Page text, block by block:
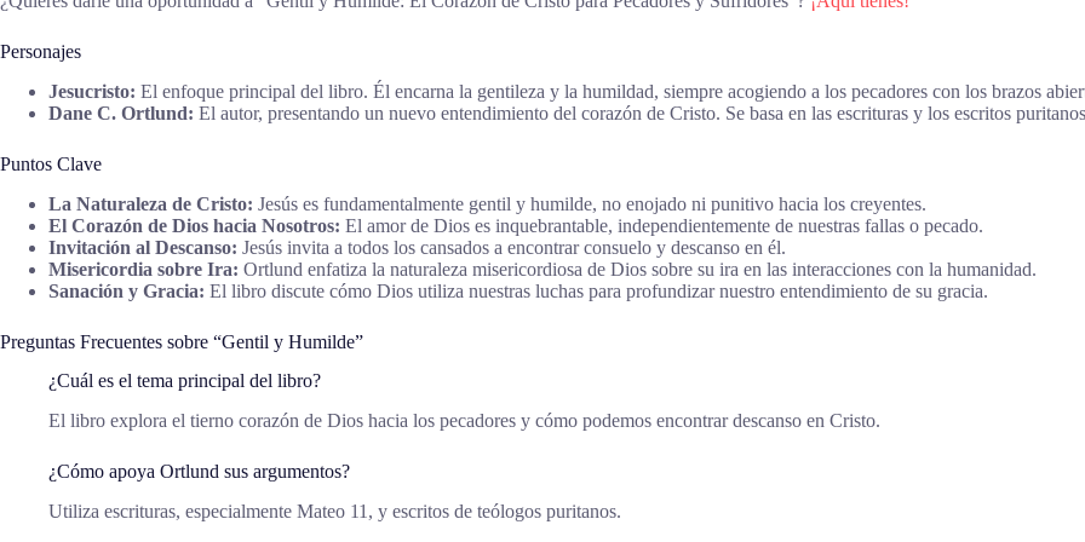
Personajes
Jesucristo: El enfoque principal del libro. Él encarna la gentileza y la humildad, siempre acogiendo a los pecadores con los brazos
Dane C. Ortlund: El autor, presentando un nuevo entendimiento del corazón de Cristo. Se basa en las escrituras y los escritos
Puntos Clave
La Naturaleza de Cristo: Jesús es fundamentalmente gentil y humilde, no enojado ni punitivo hacia los creyentes.
El Corazón de Dios hacia Nosotros: El amor de Dios es inquebrantable, independientemente de nuestras fallas o pecado.
Invitación al Descanso: Jesús invita a todos los cansados a encontrar consuelo y descanso en él.
Misericordia sobre Ira: Ortlund enfatiza la naturaleza misericordiosa de Dios sobre su ira en las interacciones con la humanidad.
Sanación y Gracia: El libro discute cómo Dios utiliza nuestras luchas para profundizar nuestro entendimiento de su gracia.
Preguntas Frecuentes sobre “Gentil y Humilde”
¿Cuál es el tema principal del libro?
El libro explora el tierno corazón de Dios hacia los pecadores y cómo podemos encontrar descanso en Cristo.
¿Cómo apoya Ortlund sus argumentos?
Utiliza escrituras, especialmente Mateo 11, y escritos de teólogos puritanos.